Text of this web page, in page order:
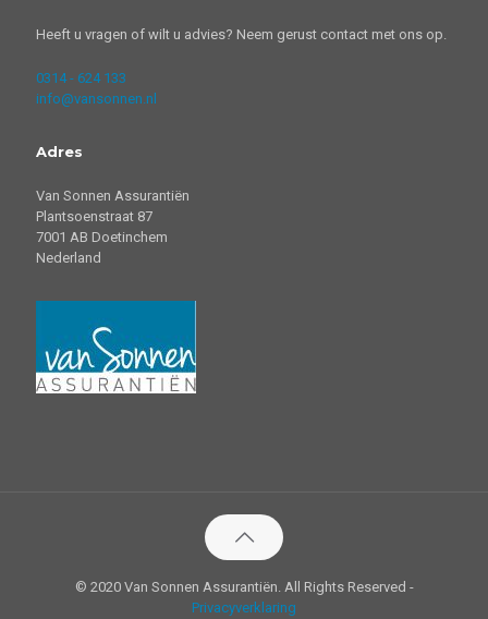
Heeft u vragen of wilt u advies? Neem gerust contact met ons op.
0314 - 624 133
info@vansonnen.nl
Adres
Van Sonnen Assurantiën
Plantsoenstraat 87
7001 AB Doetinchem
Nederland
© 2020 Van Sonnen Assurantiën. All Rights Reserved -
Privacyverklaring